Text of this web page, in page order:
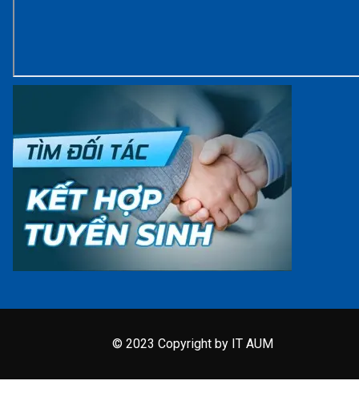
© 2023 Copyright by IT AUM